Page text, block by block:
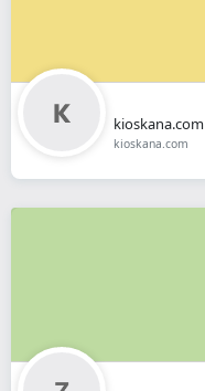
kioskana.com
kioskana.com